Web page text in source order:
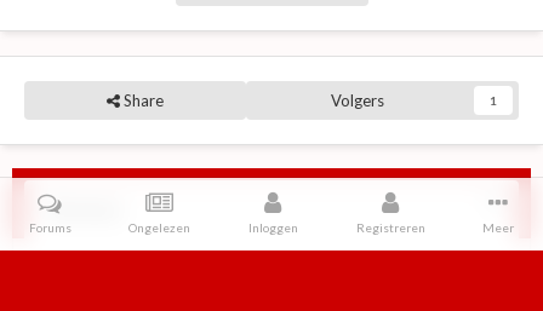
Share Volgers 1
Reviews
Forums Ongelezen Inloggen Registreren Meer